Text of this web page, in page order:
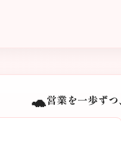
🐢営業を一歩ずつ